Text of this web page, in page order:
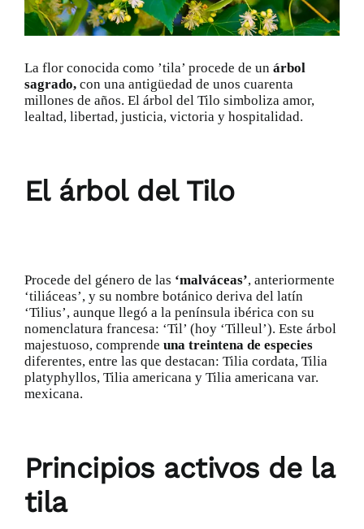
Catálogo
Promociones
Blog
La flor conocida como ’tila’ procede de un árbol
sagrado, con una antigüedad de unos cuarenta
millones de años. El árbol del Tilo simboliza amor,
lealtad, libertad, justicia, victoria y hospitalidad.
El árbol del Tilo
Procede del género de las ‘malváceas’, anteriormente
‘tiliáceas’, y su nombre botánico deriva del latín
‘Tilius’, aunque llegó a la península ibérica con su
nomenclatura francesa: ‘Til’ (hoy ‘Tilleul’). Este árbol
majestuoso, comprende una treintena de especies
diferentes, entre las que destacan: Tilia cordata, Tilia
platyphyllos, Tilia americana y Tilia americana var.
mexicana.
Principios activos de la
tila